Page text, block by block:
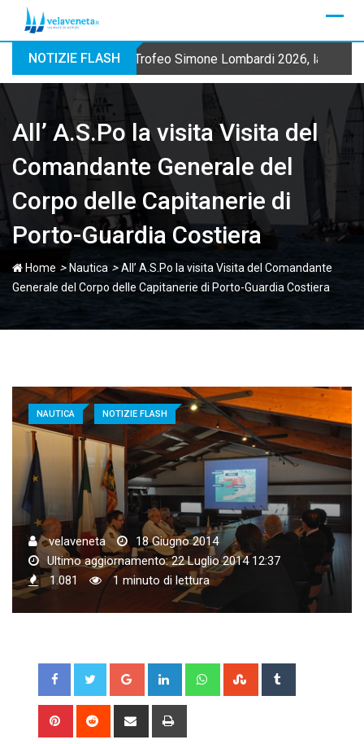
NOTIZIE FLASH Trofeo Simone Lombardi 2026, la
All’ A.S.Po la visita Visita del
Comandante Generale del
Corpo delle Capitanerie di
Porto-Guardia Costiera
Home > Nautica >All’ A.S.Po la visita Visita del Comandante
Generale del Corpo delle Capitanerie di Porto-Guardia Costiera
NAUTICA NOTIZIE FLASH
velaveneta
18 Giugno 2014
Ultimo aggiornamento: 22 Luglio 2014 12:37
1.081
1 minuto di lettura
Google+ LinkedIn WhatsappStumbleUpon
Pinterest Reddit
Share